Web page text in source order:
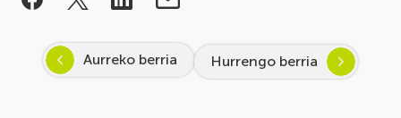
Aurreko berria Hurrengo berria